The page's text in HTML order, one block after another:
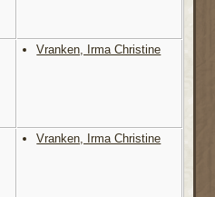
Vranken, Irma Christine
Vranken, Irma Christine